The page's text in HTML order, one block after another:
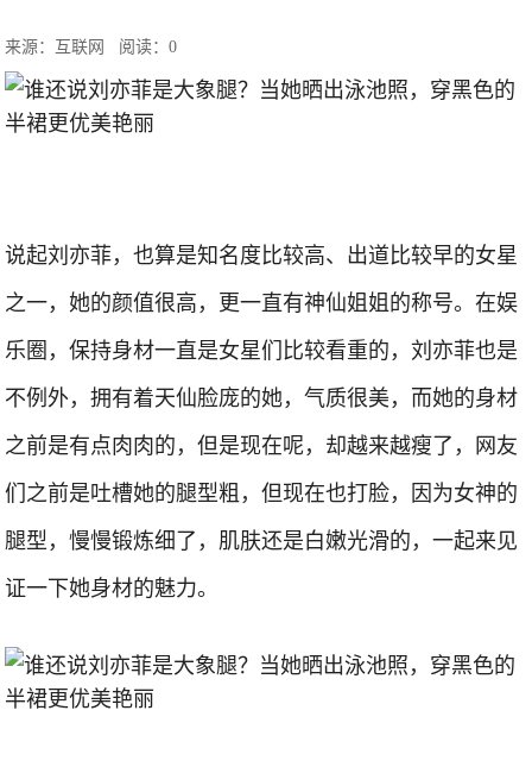
来源：互联网 阅读：0
说起刘亦菲，也算是知名度比较高、出道比较早的女星
之一，她的颜值很高，更一直有神仙姐姐的称号。在娱
乐圈，保持身材一直是女星们比较看重的，刘亦菲也是
不例外，拥有着天仙脸庞的她，气质很美，而她的身材
之前是有点肉肉的，但是现在呢，却越来越瘦了，网友
们之前是吐槽她的腿型粗，但现在也打脸，因为女神的
腿型，慢慢锻炼细了，肌肤还是白嫩光滑的，一起来见
证一下她身材的魅力。